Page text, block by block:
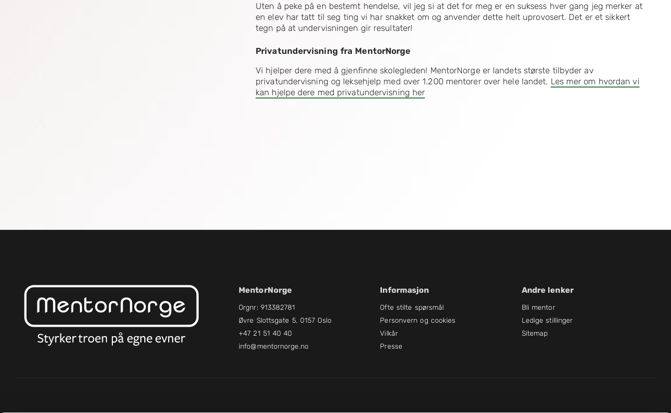
Uten å peke på en bestemt hendelse, vil jeg si at det for meg er en suksess hver gang jeg merker at
en elev har tatt til seg ting vi har snakket om og anvender dette helt uprovosert. Det er et sikkert
tegn på at undervisningen gir resultater!
Privatundervisning fra MentorNorge
Vi hjelper dere med å gjenfinne skolegleden! MentorNorge er landets største tilbyder av
privatundervisning og leksehjelp med over 1.200 mentorer over hele landet. Les mer om hvordan vi
kan hjelpe dere med privatundervisning her
MentorNorge
Orgnr: 913382781
Øvre Slottsgate 5, 0157 Oslo
+47 21 51 40 40
info@mentornorge.no
Informasjon
Ofte stilte spørsmål
Personvern og cookies
Vilkår
Presse
Andre lenker
Bli mentor
Ledige stillinger
Sitemap